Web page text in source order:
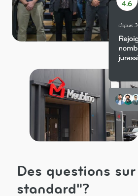
Des questions
standard"?